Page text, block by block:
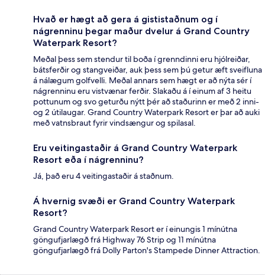
Hvað er hægt að gera á gististaðnum og í
nágrenninu þegar maður dvelur á Grand Country
Waterpark Resort?
Meðal þess sem stendur til boða í grenndinni eru hjólreiðar,
bátsferðir og stangveiðar, auk þess sem þú getur æft sveifluna
á nálægum golfvelli. Meðal annars sem hægt er að nýta sér í
nágrenninu eru vistvænar ferðir. Slakaðu á í einum af 3 heitu
pottunum og svo geturðu nýtt þér að staðurinn er með 2 inni-
og 2 útilaugar. Grand Country Waterpark Resort er þar að auki
með vatnsbraut fyrir vindsængur og spilasal.
Eru veitingastaðir á Grand Country Waterpark
Resort eða í nágrenninu?
Já, það eru 4 veitingastaðir á staðnum.
Á hvernig svæði er Grand Country Waterpark
Resort?
Grand Country Waterpark Resort er í einungis 1 mínútna
göngufjarlægð frá Highway 76 Strip og 11 mínútna
göngufjarlægð frá Dolly Parton's Stampede Dinner Attraction.